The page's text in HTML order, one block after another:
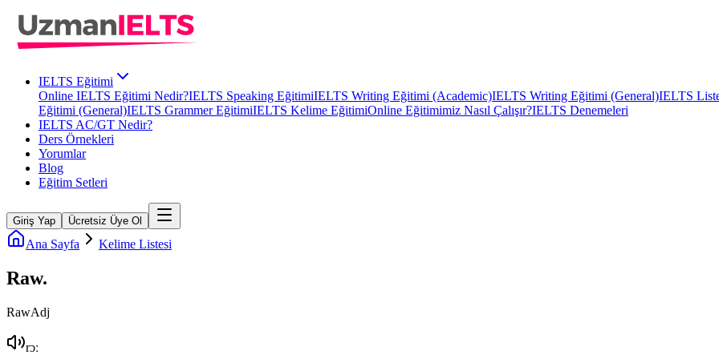
IELTS Eğitimi
Online IELTS Eğitimi Nedir?IELTS Speaking EğitimiIELTS Writing Eğitimi (Academic)IELTS Writing Eğitimi (General)IELTS
Eğitimi (General)IELTS Grammer EğitimiIELTS Kelime EğitimiOnline Eğitimimiz Nasıl Çalışır?IELTS Denemeleri
IELTS AC/GT Nedir?
Ders Örnekleri
Yorumlar
Blog
Eğitim Setleri
Giriş Yap Ücretsiz Üye Ol
Ana Sayfa Kelime Listesi
Raw.
RawAdj
rɔː